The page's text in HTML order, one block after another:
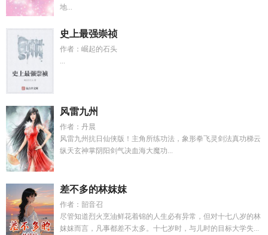
地...
史上最强崇祯
作者：崛起的石头
...
风雷九州
作者：丹晨
风雷九州抗日仙侠版！主角所练功法，象形拳飞灵剑法真功梯云
纵天玄神掌阴阳剑气决血海大魔功...
差不多的林妺妺
作者：韶音召
尽管知道烈火烹油鲜花着锦的人生必有异常，但对十七八岁的林
妺妺而言，凡事都差不太多。十七岁时，与儿时的目标大学失...